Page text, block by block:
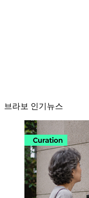
브라보 인기뉴스